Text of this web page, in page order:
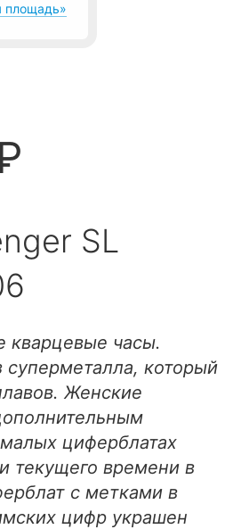
площадь»
SL
кварцевые часы.
суперметалла, который
Женские
циферблатах
текущего времени в
с метками в
цифр украшен